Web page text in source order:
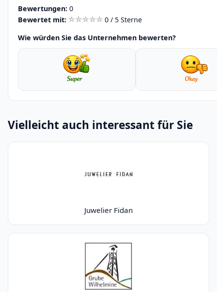
Bewertungen: 0
Bewertet mit:
0 / 5 Sterne
Wie würden Sie das Unternehmen bewerten?
Vielleicht auch interessant für Sie
Juwelier Fidan